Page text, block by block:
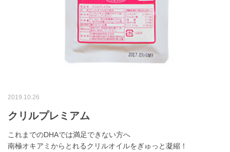
2019.10.26
クリルプレミアム
これまでのDHAでは満足できない方へ
南極オキアミからとれるクリルオイルをぎゅっと凝縮！